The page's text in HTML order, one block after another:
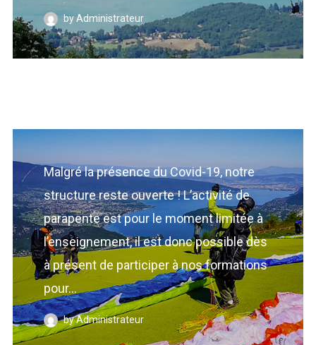
by Administrateur
Malgré la présence du Covid-19, notre
structure reste ouverte ! L’activité de
parapente est pour le moment limitée à
l’enseignement, il est donc possible dès
à présent de participer à nos formations
pour...
by Administrateur